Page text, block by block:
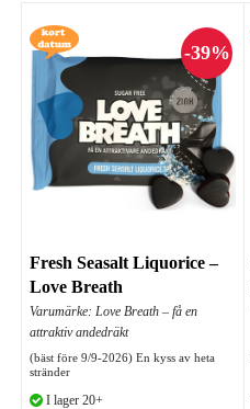
Fresh Seasalt Liquorice –
Love Breath
Varumärke: Love Breath – få en
attraktiv andedräkt
(bäst före 9/9-2026) En kyss av heta
stränder
I lager 20+